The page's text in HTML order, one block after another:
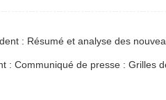
: Résumé et analyse des